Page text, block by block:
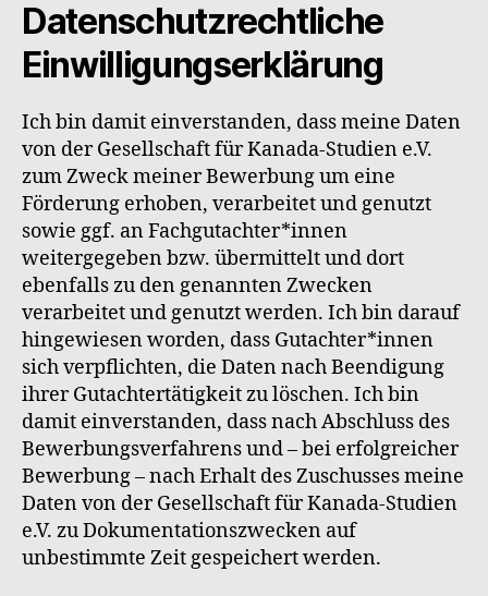
Datenschutzrechtliche
Einwilligungserklärung
Ich bin damit einverstanden, dass meine Daten
von der Gesellschaft für Kanada-Studien e.V.
zum Zweck meiner Bewerbung um eine
Förderung erhoben, verarbeitet und genutzt
sowie ggf. an Fachgutachter*innen
weitergegeben bzw. übermittelt und dort
ebenfalls zu den genannten Zwecken
verarbeitet und genutzt werden. Ich bin darauf
hingewiesen worden, dass Gutachter*innen
sich verpflichten, die Daten nach Beendigung
ihrer Gutachtertätigkeit zu löschen. Ich bin
damit einverstanden, dass nach Abschluss des
Bewerbungsverfahrens und – bei erfolgreicher
Bewerbung – nach Erhalt des Zuschusses meine
Daten von der Gesellschaft für Kanada-Studien
e.V. zu Dokumentationszwecken auf
unbestimmte Zeit gespeichert werden.